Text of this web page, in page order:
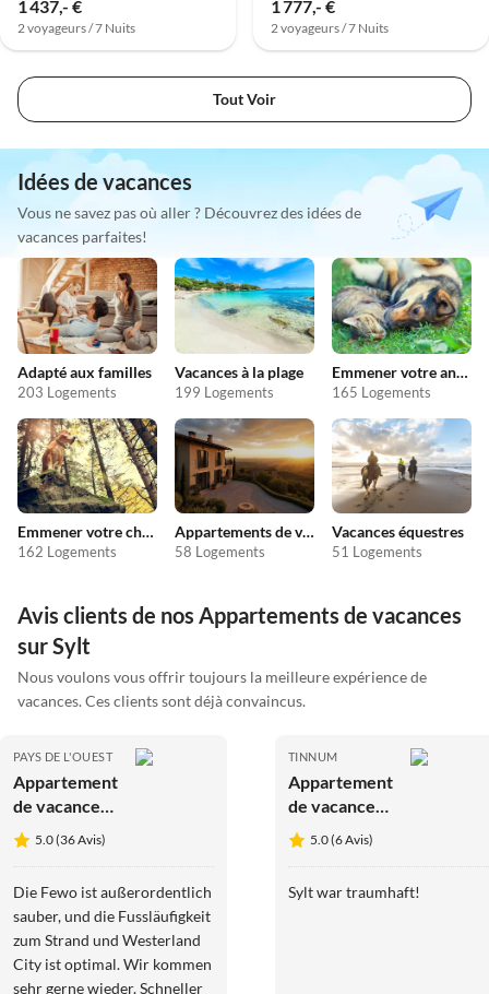
1 437,- €
2 voyageurs / 7 Nuits
1 777,- €
2 voyageurs / 7 Nuits
Tout Voir
Idées de vacances
Vous ne savez pas où aller ? Découvrez des idées de
vacances parfaites!
Adapté aux familles
203 Logements
Vacances à la plage
199 Logements
Emmener votre animal en vacances
165 Logements
Emmener votre chien en vacances
162 Logements
Appartements de vacances pas chers
58 Logements
Vacances équestres
51 Logements
Avis clients de nos Appartements de vacances
sur Sylt
Nous voulons vous offrir toujours la meilleure expérience de
vacances. Ces clients sont déjà convaincus.
PAYS DE L'OUEST
Appartement
de vacances
Appartement
de vacances
5.0 (36 Avis)
Die Fewo ist außerordentlich
sauber, und die Fussläufigkeit
zum Strand und Westerland
City ist optimal. Wir kommen
sehr gerne wieder. Schneller
TINNUM
Appartement
de vacances
Kükeltje
Reethof Sylt
5.0 (6 Avis)
Sylt war traumhaft!